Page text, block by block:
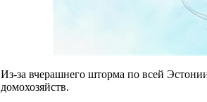
Из-за вчерашнего шторма по всей
домохозяйств.